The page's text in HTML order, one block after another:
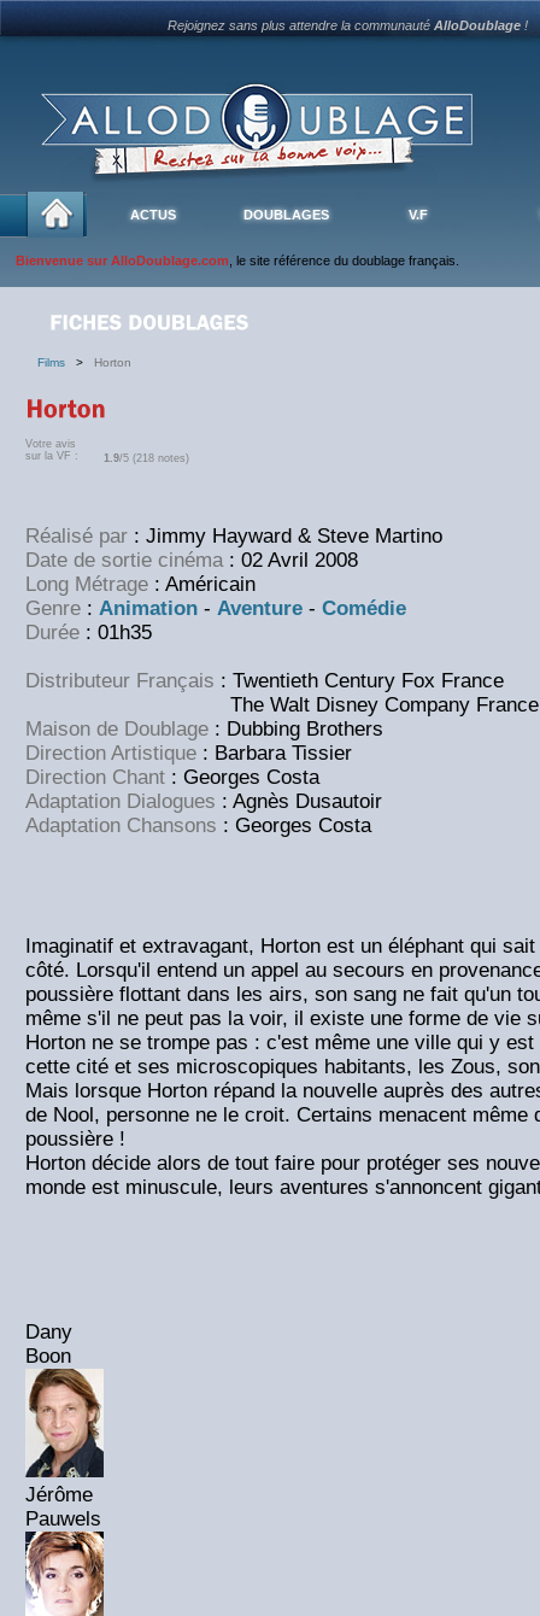
Rejoignez sans plus attendre la communautéAlloDoublage !
ACTUS DOUBLAGES V.F
Bienvenue sur AlloDoublage.com , le site référence du doublage français.
Films > Horton
Votre avis
sur la VF :
1.9/5 (218 notes)
Réalisé par : Jimmy Hayward & Steve Martino
Date de sortie cinéma : 02 Avril 2008
Long Métrage : Américain
Genre : Animation - Aventure - Comédie
Durée : 01h35
Distributeur Français : Twentieth Century Fox France
The Walt Disney Company France
Maison de Doublage : Dubbing Brothers
Direction Artistique : Barbara Tissier
Direction Chant : Georges Costa
Adaptation Dialogues : Agnès Dusautoir
Adaptation Chansons : Georges Costa
Imaginatif et extravagant, Horton est un éléphant qui
côté. Lorsqu'il entend un appel au secours en
poussière flottant dans les airs, son sang ne fait qu'un
même s'il ne peut pas la voir, il existe une forme de vie
Horton ne se trompe pas : c'est même une ville qui y
cette cité et ses microscopiques habitants, les Zous,
Mais lorsque Horton répand la nouvelle auprès des
de Nool, personne ne le croit. Certains menacent même
poussière !
Horton décide alors de tout faire pour protéger ses
monde est minuscule, leurs aventures s'annoncent
Dany
Boon
Jérôme
Pauwels